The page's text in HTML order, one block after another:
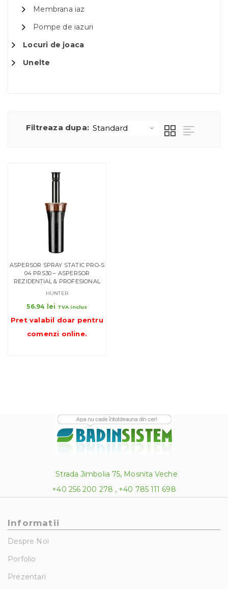
Membrana iaz
Pompe de iazuri
Locuri de joaca
Unelte
Filtreaza dupa:
ASPERSOR SPRAY STATIC PRO‑S
04 PRS30 – ASPERSOR
REZIDENȚIAL & PROFESIONAL
HUNTER
56.94 lei TVA inclus
Pret valabil doar pentru
comenzi online.
Strada Jimbolia 75, Mosnita Veche
+40 256 200 278 , +40 785 111 698
Informatii
Despre Noi
Porfolio
Prezentari